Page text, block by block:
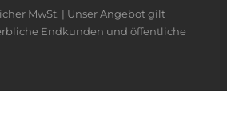
MwSt. | Unser Angebot gilt
Endkunden und öffentliche